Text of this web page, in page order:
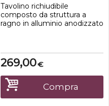
Tavolino richiudibile
composto da struttura a
ragno in alluminio anodizzato
dimensione 50x142 cm-
Altezza 90cm-Ripiano in
Multistrato di betulla-teste di
appoggio in nylon;-tubi
portanti in alluminio
anodizzato;-ton...
€
269,00
Compra